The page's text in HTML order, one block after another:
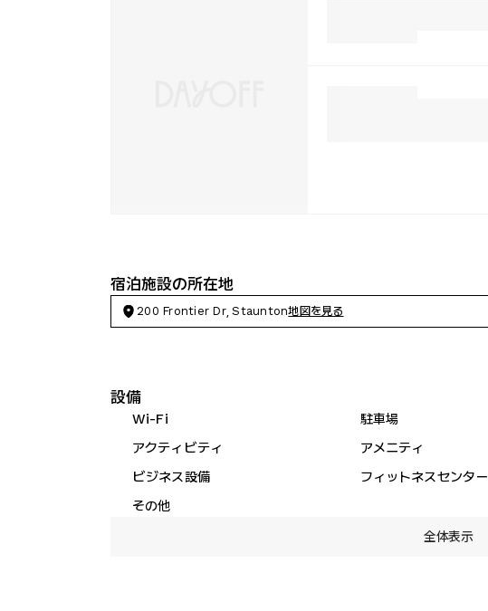
宿泊施設の所在地
200 Frontier Dr, Staunton地図を見る
設備
Wi-Fi 駐車場
アクティビティ
アメニティ
ビジネス設備
フィットネスセンター
その他
全体表示